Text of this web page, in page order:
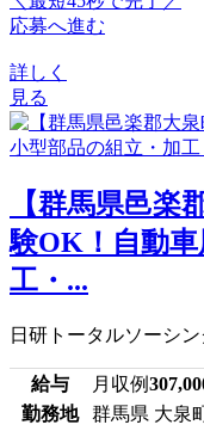
応募へ進む
詳しく
見る
【群馬県邑楽
験OK！自動
工・...
日研トータルソーシ
給与 月収例
勤務地
群馬県 大泉